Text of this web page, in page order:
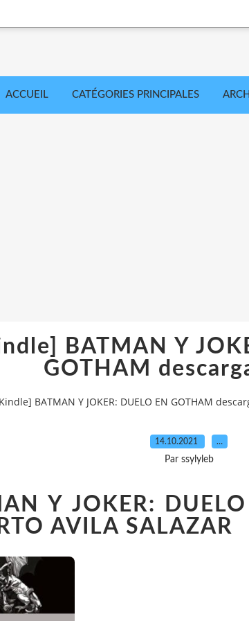
ACCUEIL CATÉGORIES PRINCIPALES
BATMAN Y
GOTHAM
BATMAN Y JOKER: DUELO EN GOTHAM
14.10.2021 …
Par ssylyleb
Y JOKER:
AVILA SALAZAR